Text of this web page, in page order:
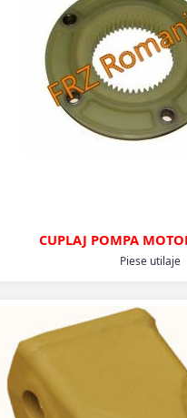
CUPLAJ POMPA
Piese utilaje